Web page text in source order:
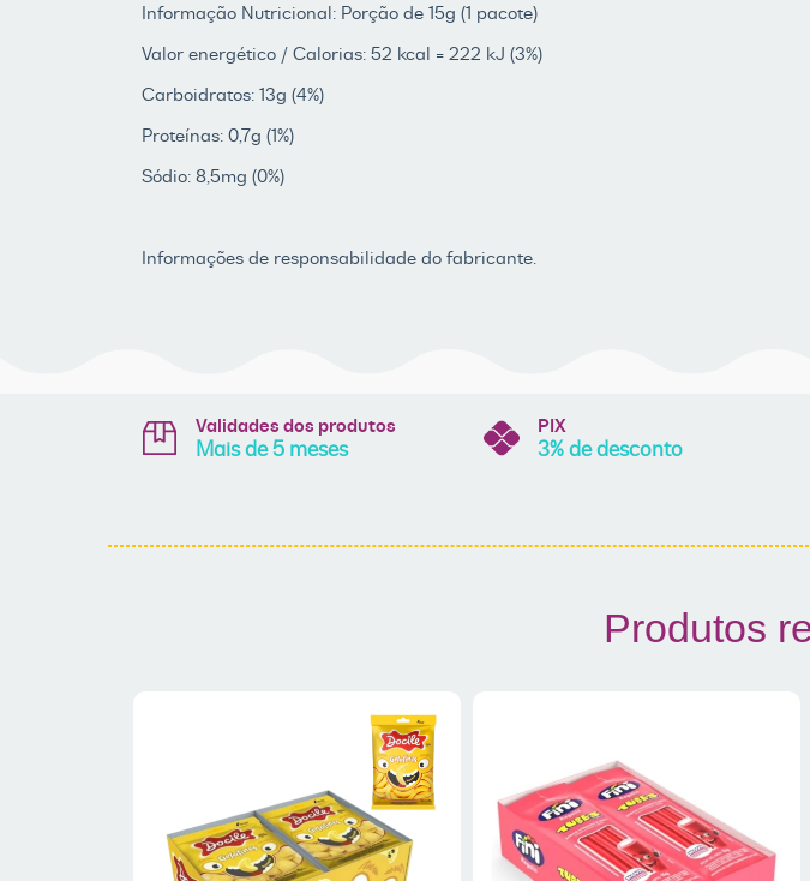
Informação Nutricional: Porção de 15g (1 pacote)
Valor energético / Calorias: 52 kcal = 222 kJ (3%)
Carboidratos: 13g (4%)
Proteínas: 0,7g (1%)
Sódio: 8,5mg (0%)
Informações de responsabilidade do fabricante.
Validades dos produtos
Mais de 5 meses
PIX
3% de desconto
Produtos